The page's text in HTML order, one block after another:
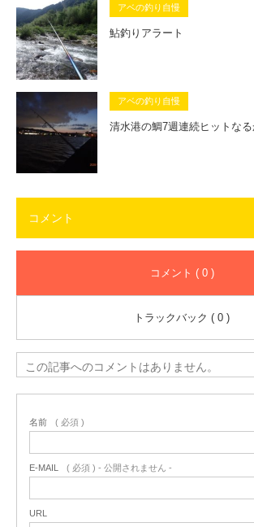
アベの釣り自慢
鮎釣りアラート
アベの釣り自慢
清水港の鯛7週連続ヒットな
コメント
コメント ( 0 )
トラックバック ( 0 )
この記事へのコメントはありません。
名前 ( 必須 )
E-MAIL ( 必須 ) - 公開されません -
URL